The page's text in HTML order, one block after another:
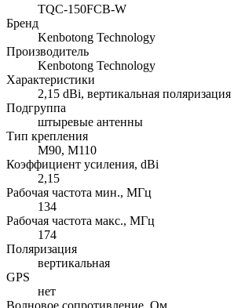
TQC-150FCB-W
Бренд
Kenbotong Technology
Производитель
Kenbotong Technology
Характеристики
2,15 dBi, вертикальная поляризация
Подгруппа
штыревые антенны
Тип крепления
M90, M110
Коэффициент усиления, dBi
2,15
Рабочая частота мин., МГц
134
Рабочая частота макс., МГц
174
Поляризация
вертикальная
GPS
нет